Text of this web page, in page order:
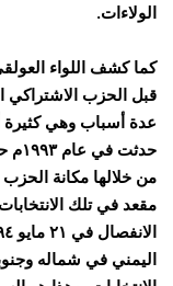
الولاءات.
كما كشف اللواء
قبل الحزب الاشتراكي
عدة أسباب وهي كثيرة
مقعد في تلك
اليمني في شماله